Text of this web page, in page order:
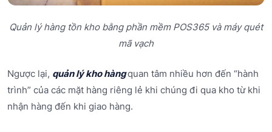
Quản lý hàng tồn kho bằng phần mềm POS365 và máy quét
mã vạch
Ngược lại, quản lý kho hàngquan tâm nhiều hơn đến “hành
trình” của các mặt hàng riêng lẻ khi chúng đi qua kho từ khi
nhận hàng đến khi giao hàng.